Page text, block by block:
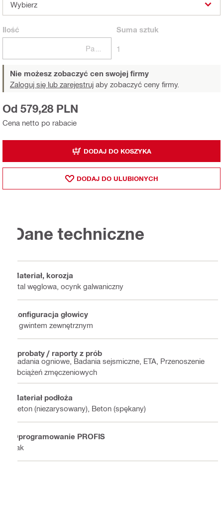
Wybierz
Ilość Suma sztuk
1
Nie możesz zobaczyć cen swojej firmy
Zaloguj się lub zarejestruj aby zobaczyć ceny firmy.
Cena netto po rabacie
Od 579,28 PLN
DODAJ DO KOSZYKA
DODAJ DO ULUBIONYCH
Dane techniczne
Materiał, korozja
Stal węglowa, ocynk galwaniczny
Konfiguracja głowicy
Z gwintem zewnętrznym
Aprobaty / raporty z prób
Badania ogniowe, Badania sejsmiczne, ETA, Przenoszenie
obciążeń zmęczeniowych
Materiał podłoża
Beton (niezarysowany), Beton (spękany)
Oprogramowanie PROFIS
Tak